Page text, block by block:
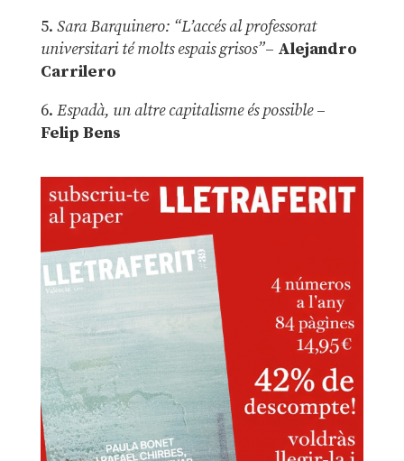
5. Sara Barquinero: “L’accés al professorat
universitari té molts espais grisos”– Alejandro
Carrilero
6. Espadà, un altre capitalisme és possible –
Felip Bens